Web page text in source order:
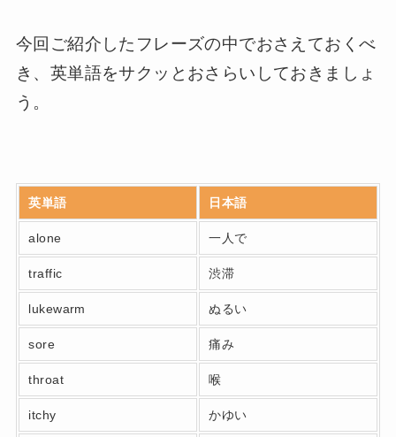
今回ご紹介したフレーズの中でおさえておくべ
き、英単語をサクッとおさらいしておきましょ
う。
英単語 日本語
alone 一人で
traffic 渋滞
lukewarm ぬるい
sore 痛み
throat 喉
itchy かゆい